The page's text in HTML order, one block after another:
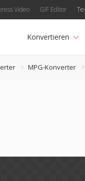
Video GIF Editor
Konvertieren
MPG-Konverter